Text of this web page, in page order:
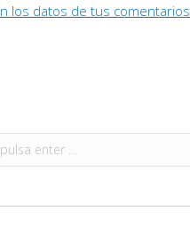
los datos de tus comentarios.